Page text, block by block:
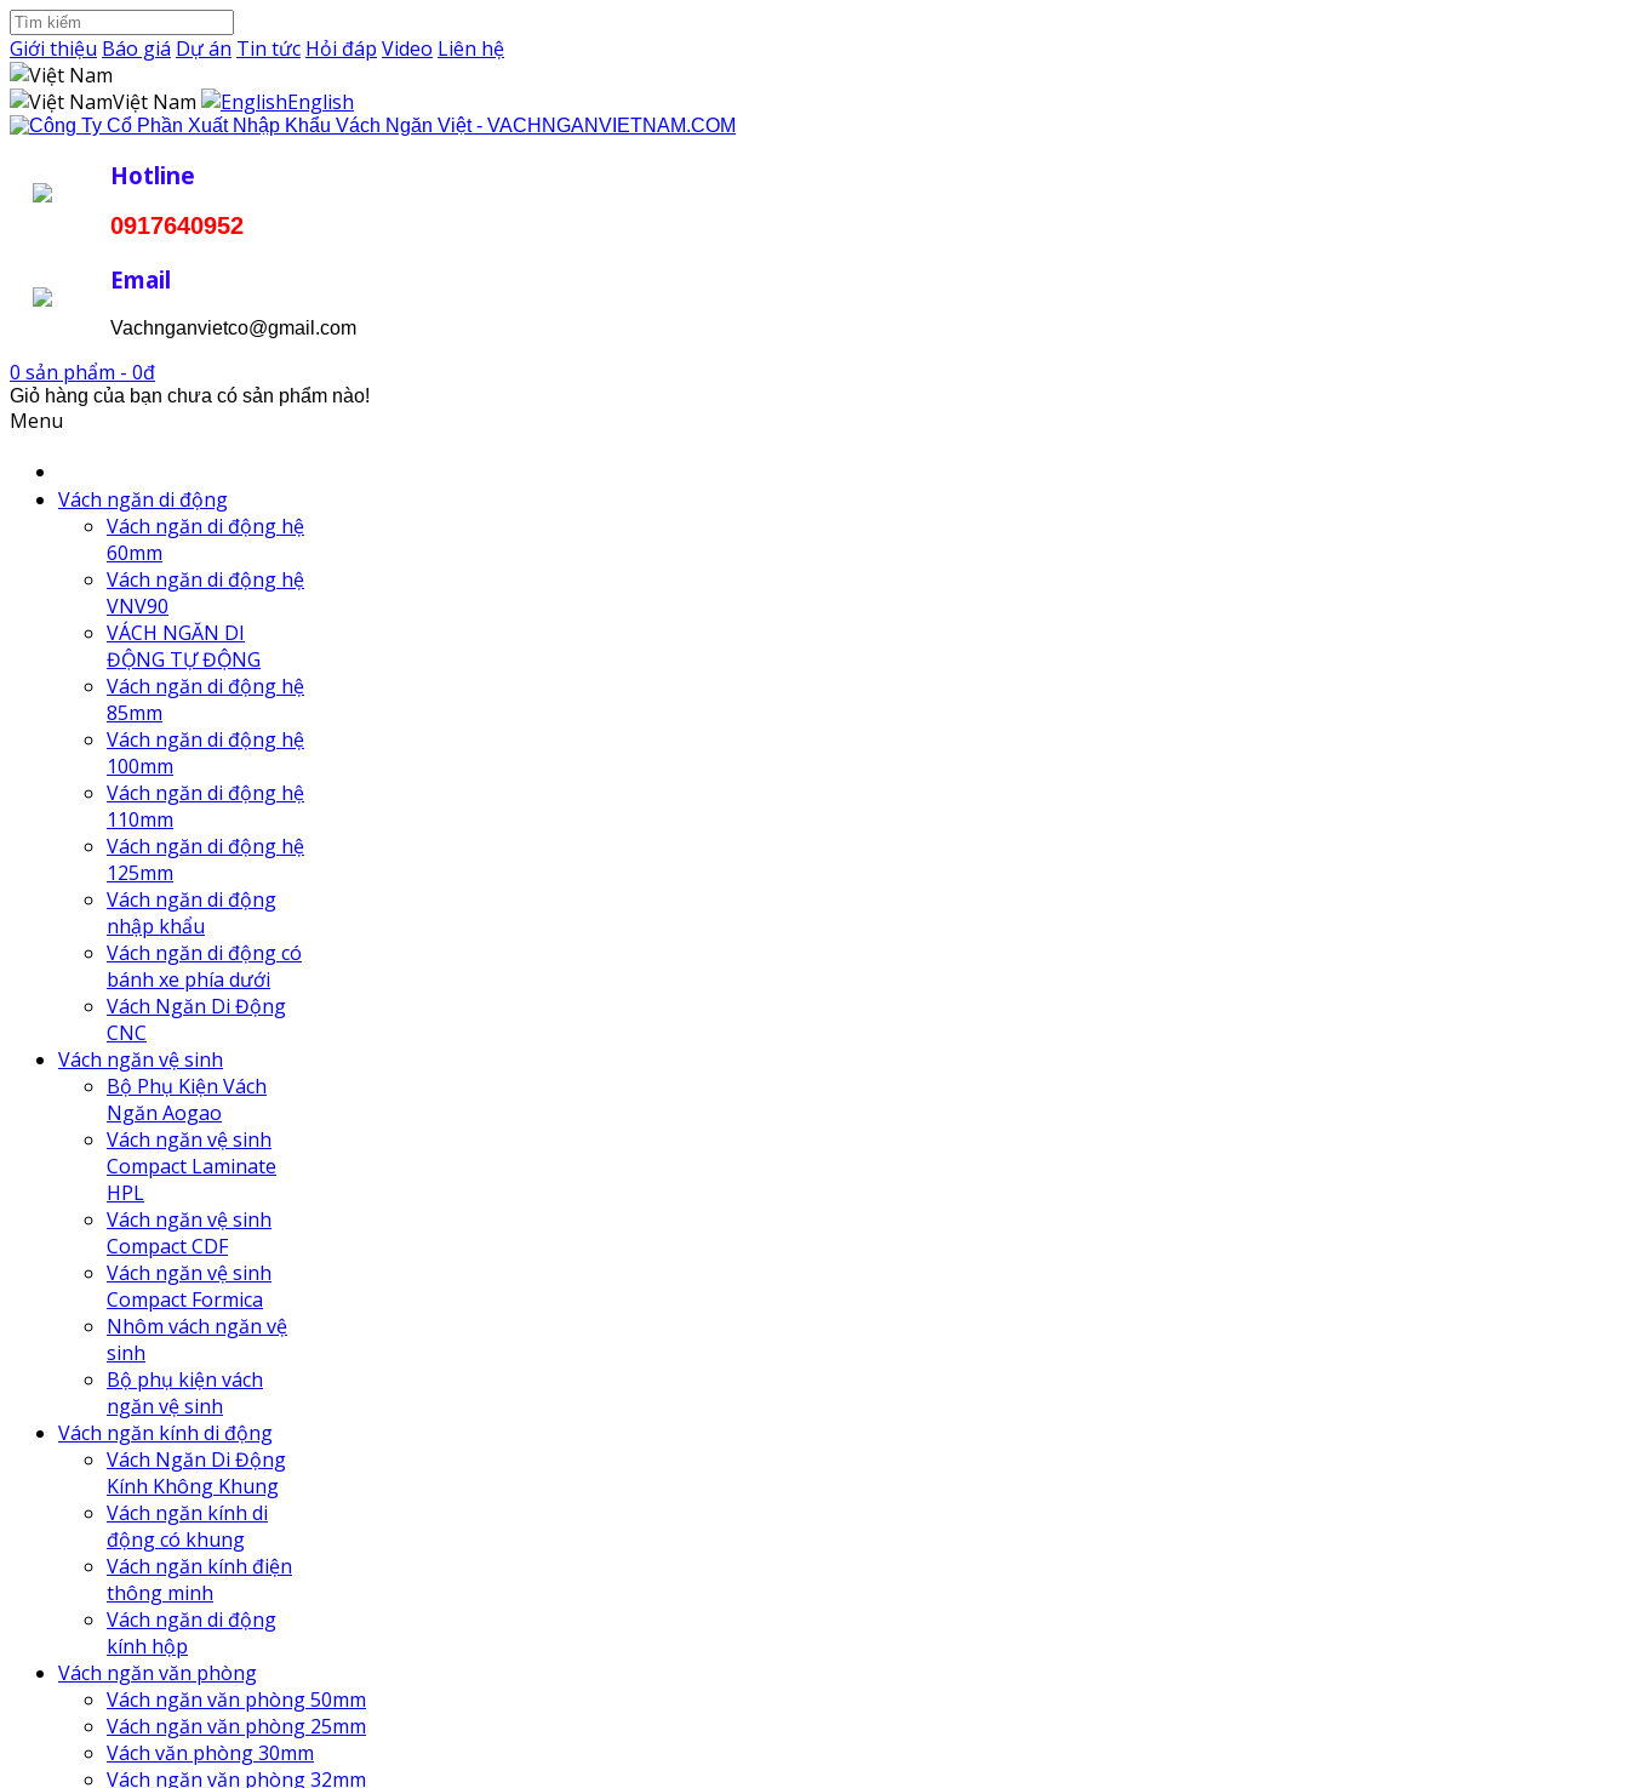
Giới thiệu Báo giá Dự án Tin tức Hỏi đáp Video Liên hệ
Việt Nam
English
Hotline
0917640952
Email
Vachnganvietco@gmail.com
0 sản phẩm - 0đ
Giỏ hàng của bạn chưa có sản phẩm nào!
Menu
Vách ngăn di động
Vách ngăn di động hệ
60mm
Vách ngăn di động hệ
VNV90
VÁCH NGĂN DI
ĐỘNG TỰ ĐỘNG
Vách ngăn di động hệ
85mm
Vách ngăn di động hệ
100mm
Vách ngăn di động hệ
110mm
Vách ngăn di động hệ
125mm
Vách ngăn di động
nhập khẩu
Vách ngăn di động có
bánh xe phía dưới
Vách Ngăn Di Động
CNC
Vách ngăn vệ sinh
Bộ Phụ Kiện Vách
Ngăn Aogao
Vách ngăn vệ sinh
Compact Laminate
HPL
Vách ngăn vệ sinh
Compact CDF
Vách ngăn vệ sinh
Compact Formica
Nhôm vách ngăn vệ
sinh
Bộ phụ kiện vách
ngăn vệ sinh
Vách ngăn kính di động
Vách Ngăn Di Động
Kính Không Khung
Vách ngăn kính di
động có khung
Vách ngăn kính điện
thông minh
Vách ngăn di động
kính hộp
Vách ngăn văn phòng
Vách ngăn văn phòng 50mm
Vách ngăn văn phòng 25mm
Vách văn phòng 30mm
Vách ngăn văn phòng 32mm